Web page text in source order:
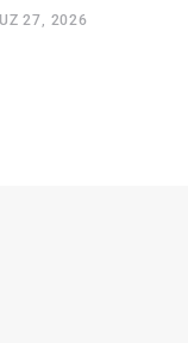
Adım Adım
27, 2026